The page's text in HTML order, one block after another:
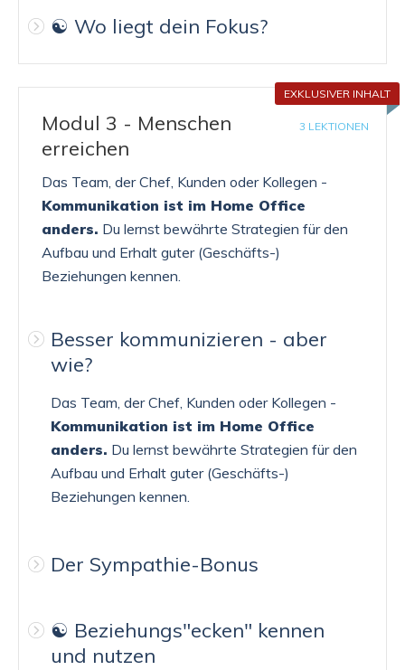
☯️ Wo liegt dein Fokus?
EXKLUSIVER INHALT
3 LEKTIONEN
Modul 3 - Menschen
erreichen
Das Team, der Chef, Kunden oder Kollegen -
Kommunikation ist im Home Office
anders. Du lernst bewährte Strategien für den
Aufbau und Erhalt guter (Geschäfts-)
Beziehungen kennen.
Besser kommunizieren - aber
wie?
Das Team, der Chef, Kunden oder Kollegen -
Kommunikation ist im Home Office
anders. Du lernst bewährte Strategien für den
Aufbau und Erhalt guter (Geschäfts-)
Beziehungen kennen.
Der Sympathie-Bonus
☯️ Beziehungs"ecken" kennen
und nutzen